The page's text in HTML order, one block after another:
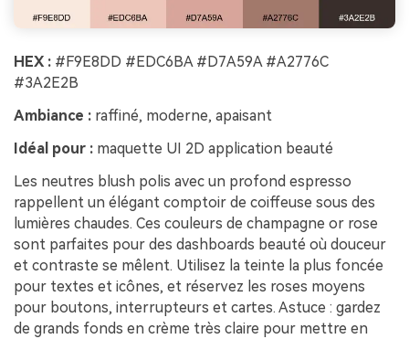
HEX : #F9E8DD #EDC6BA #D7A59A #A2776C
#3A2E2B
Ambiance : raffiné, moderne, apaisant
Idéal pour : maquette UI 2D application beauté
Les neutres blush polis avec un profond espresso
rappellent un élégant comptoir de coiffeuse sous des
lumières chaudes. Ces couleurs de champagne or rose
sont parfaites pour des dashboards beauté où douceur
et contraste se mêlent. Utilisez la teinte la plus foncée
pour textes et icônes, et réservez les roses moyens
pour boutons, interrupteurs et cartes. Astuce : gardez
de grands fonds en crème très claire pour mettre en